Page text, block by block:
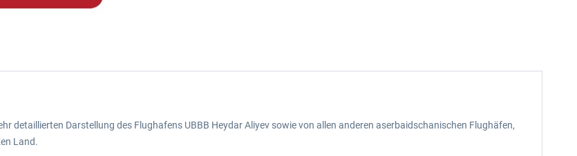
detaillierten Darstellung des Flughafens UBBB Heydar Aliyev sowie von allen anderen aserbaidschanischen Flughäfen,
Land.